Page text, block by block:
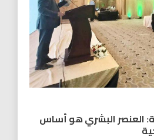
العنصر البشري هو أساس